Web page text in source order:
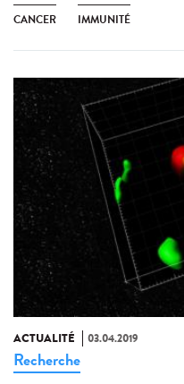
CANCER IMMUNITÉ
ACTUALITÉ 03.04.2019
Recherche